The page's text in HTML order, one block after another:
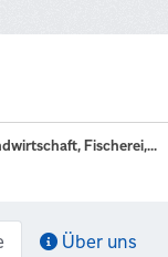
Fischerei,...
Über uns